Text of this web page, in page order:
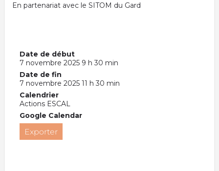
En partenariat avec le SITOM du Gard
Date de début
7 novembre 2025 9 h 30 min
Date de fin
7 novembre 2025 11 h 30 min
Calendrier
Actions ESCAL
Google Calendar
Exporter